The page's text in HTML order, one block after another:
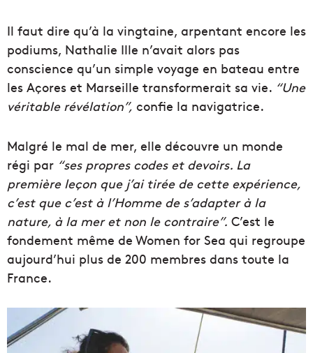
Il faut dire qu’à la vingtaine, arpentant encore les
podiums, Nathalie Ille n’avait alors pas
conscience qu’un simple voyage en bateau entre
les Açores et Marseille transformerait sa vie. “Une
véritable révélation”, confie la navigatrice.
Malgré le mal de mer, elle découvre un monde
régi par “ses propres codes et devoirs. La
première leçon que j’ai tirée de cette expérience,
c’est que c’est à l’Homme de s’adapter à la
nature, à la mer et non le contraire”. C’est le
fondement même de Women for Sea qui regroupe
aujourd’hui plus de 200 membres dans toute la
France.